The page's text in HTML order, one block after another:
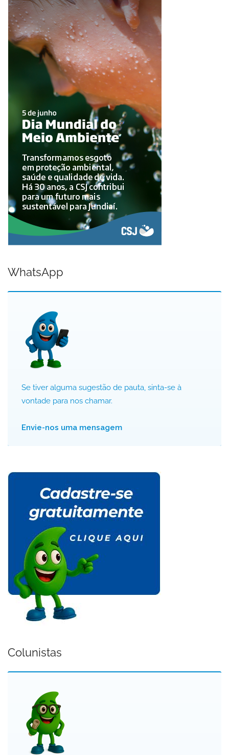
WhatsApp
Se tiver alguma sugestão de pauta, sinta-se à
vontade para nos chamar.
Envie-nos uma mensagem
Colunistas